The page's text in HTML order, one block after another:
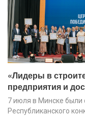
«Лидеры в
предприятия и
7 июля в Минске были
Республиканского